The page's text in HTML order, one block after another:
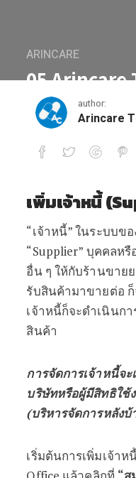
ARINCARE
05 Arincare
October 31, 2016
author:
Arincare
05 Arincare
เพิ่มเจ้าหนี้
“เจ้าหนี้” ในระบบข
“Supplier” บุคคลห
อื่น ๆ ให้กับร้านขาย
รับสินค้ามาขายต่อ
เจ้าหนี้ก็จะดำเนินก
สินค้า
การจัดการเจ้าหนี้จ
บริษัทหรือผู้มีสิทธิใช้
(บริหารจัดการหลัง
เริ่มต้นการเพิ่มเจ้า